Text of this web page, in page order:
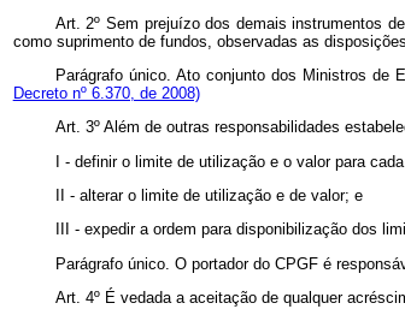
Art. 2º Sem prejuízo dos demais instrumentos
como suprimento de fundos, observadas as
Parágrafo único. Ato conjunto dos Ministros de
Decreto nº 6.370, de 2008)
Art. 3º Além de outras responsabilidades
I - definir o limite de utilização e o valor para
II - alterar o limite de utilização e de valor; e
III - expedir a ordem para disponibilização dos
Parágrafo único. O portador do CPGF é
Art. 4º É vedada a aceitação de qualquer